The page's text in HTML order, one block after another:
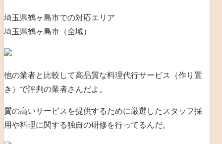
埼玉県鶴ヶ島市での対応エリア
埼玉県鶴ヶ島市（全域）
他の業者と比較して高品質な料理代行サービス（作り置
き）で評判の業者さんだよ。
質の高いサービスを提供するために厳選したスタッフ採
用や料理に関する独自の研修を行ってるんだ。